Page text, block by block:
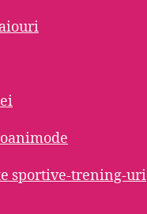
sportive-trening-uri